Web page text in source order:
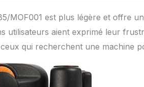
MOF001 est plus légère et offre
utilisateurs aient exprimé leur
qui recherchent une machine